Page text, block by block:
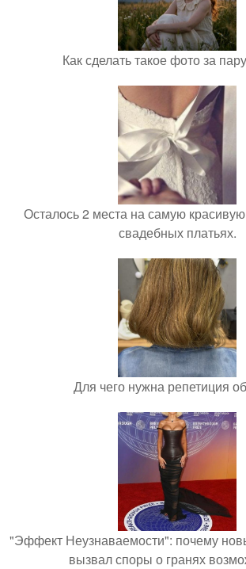
Как сделать такое фото за
Осталось 2 места на самую
свадебных платьях.
Для чего нужна репетиция
"Эффект Неузнаваемости": почему
вызвал споры о гранях